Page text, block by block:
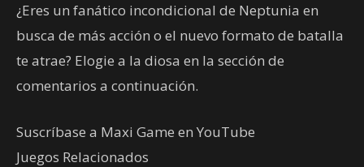
¿Eres un fanático incondicional de Neptunia en
busca de más acción o el nuevo formato de batalla
te atrae? Elogie a la diosa en la sección de
comentarios a continuación.
Suscríbase a Maxi Game en YouTube
Juegos Relacionados